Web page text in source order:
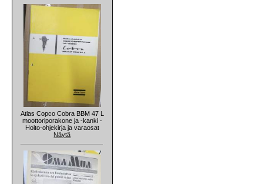
Atlas Copco Cobra BBM 47 L
moottoriporakone ja -kanki -
Hoito-ohjekirja ja varaosat
Näytä